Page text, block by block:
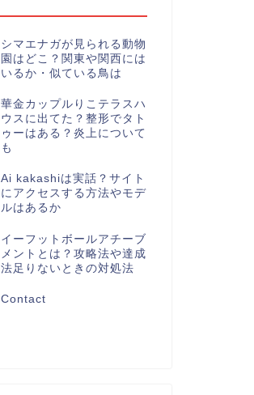
シマエナガが見られる動物
園はどこ？関東や関西には
いるか・似ている鳥は
華金カップルりこテラスハ
ウスに出てた？整形でタト
ゥーはある？炎上について
も
Ai kakashiは実話？サイト
にアクセスする方法やモデ
ルはあるか
イーフットボールアチーブ
メントとは？攻略法や達成
法足りないときの対処法
Contact